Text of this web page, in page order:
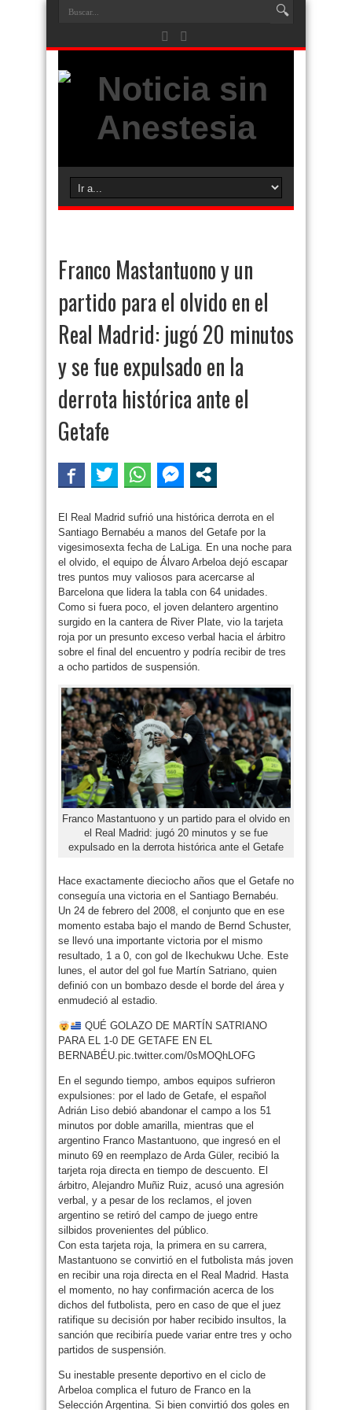
Franco Mastantuono y un
partido para el olvido en el
Real Madrid: jugó 20 minutos
y se fue expulsado en la
derrota histórica ante el
Getafe
El Real Madrid sufrió una histórica derrota en el
Santiago Bernabéu a manos del Getafe por la
vigesimosexta fecha de LaLiga. En una noche para
el olvido, el equipo de Álvaro Arbeloa dejó escapar
tres puntos muy valiosos para acercarse al
Barcelona que lidera la tabla con 64 unidades.
Como si fuera poco, el joven delantero argentino
surgido en la cantera de River Plate, vio la tarjeta
roja por un presunto exceso verbal hacia el árbitro
sobre el final del encuentro y podría recibir de tres
a ocho partidos de suspensión.
Franco Mastantuono y un partido para el olvido en
el Real Madrid: jugó 20 minutos y se fue
expulsado en la derrota histórica ante el Getafe
Hace exactamente dieciocho años que el Getafe no
conseguía una victoria en el Santiago Bernabéu.
Un 24 de febrero del 2008, el conjunto que en ese
momento estaba bajo el mando de Bernd Schuster,
se llevó una importante victoria por el mismo
resultado, 1 a 0, con gol de Ikechukwu Uche. Este
lunes, el autor del gol fue Martín Satriano, quien
definió con un bombazo desde el borde del área y
enmudeció al estadio.
QUÉ GOLAZO DE MARTÍN SATRIANO
PARA EL 1-0 DE GETAFE EN EL
BERNABÉU.pic.twitter.com/0sMOQhLOFG
En el segundo tiempo, ambos equipos sufrieron
expulsiones: por el lado de Getafe, el español
Adrián Liso debió abandonar el campo a los 51
minutos por doble amarilla, mientras que el
argentino Franco Mastantuono, que ingresó en el
minuto 69 en reemplazo de Arda Güler, recibió la
tarjeta roja directa en tiempo de descuento. El
árbitro, Alejandro Muñiz Ruiz, acusó una agresión
verbal, y a pesar de los reclamos, el joven
argentino se retiró del campo de juego entre
silbidos provenientes del público.
Con esta tarjeta roja, la primera en su carrera,
Mastantuono se convirtió en el futbolista más joven
en recibir una roja directa en el Real Madrid. Hasta
el momento, no hay confirmación acerca de los
dichos del futbolista, pero en caso de que el juez
ratifique su decisión por haber recibido insultos, la
sanción que recibiría puede variar entre tres y ocho
partidos de suspensión.
Su inestable presente deportivo en el ciclo de
Arbeloa complica el futuro de Franco en la
Selección Argentina. Si bien convirtió dos goles en